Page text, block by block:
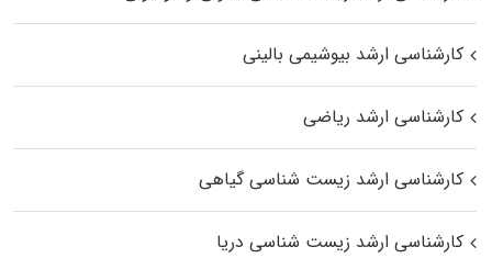
کارشناسی ارشد بیوشیمی بالینی
کارشناسی ارشد ریاضی
کارشناسی ارشد زیست‌ شناسی گیاهی
کارشناسی ارشد زیست‌ شناسی دریا